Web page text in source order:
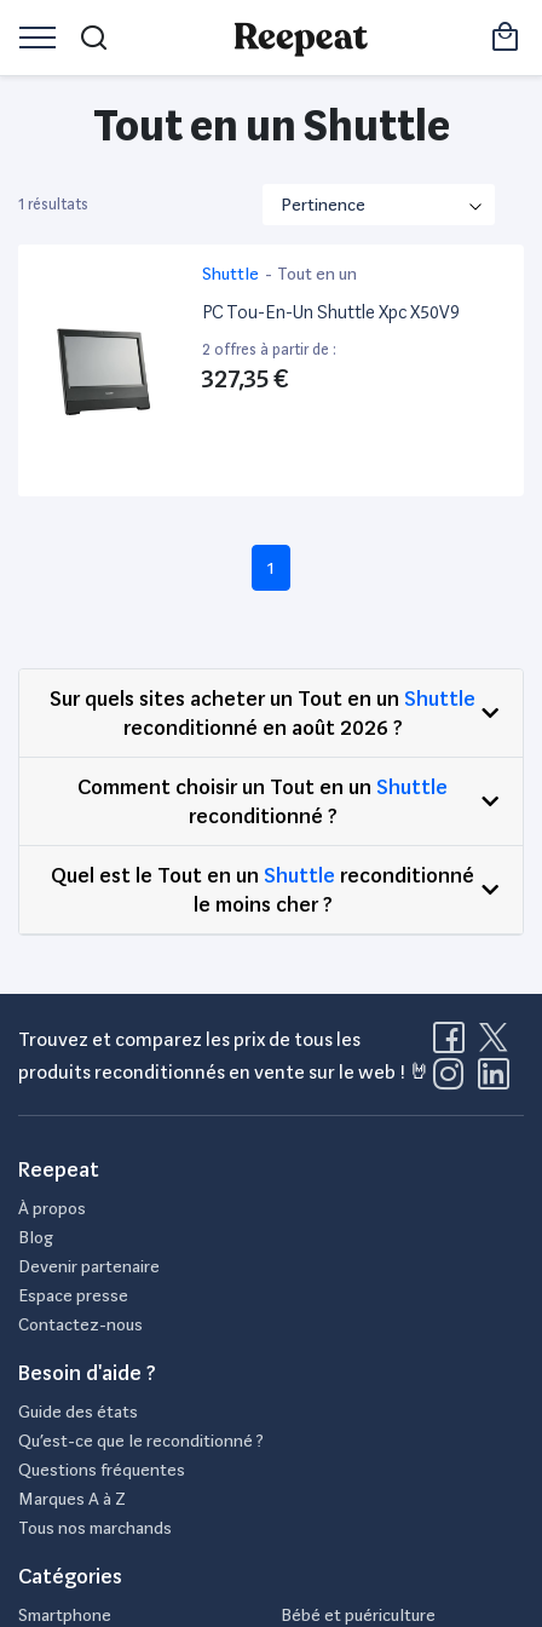
Tout en un Shuttle
1 résultats
Shuttle - Tout en un
PC Tou-En-Un Shuttle Xpc X50V9
2 offres à partir de :
327,35 €
1
Sur quels sites acheter un Tout en un Shuttle
reconditionné en août 2026 ?
Comment choisir un Tout en un Shuttle
reconditionné ?
Quel est le Tout en un Shuttle reconditionné
le moins cher ?
Trouvez et comparez les prix de tous les
produits reconditionnés en vente sur le web ! 🤘
Reepeat
À propos
Blog
Devenir partenaire
Espace presse
Contactez-nous
Besoin d'aide ?
Guide des états
Qu’est-ce que le reconditionné ?
Questions fréquentes
Marques A à Z
Tous nos marchands
Catégories
Smartphone Bébé et puériculture